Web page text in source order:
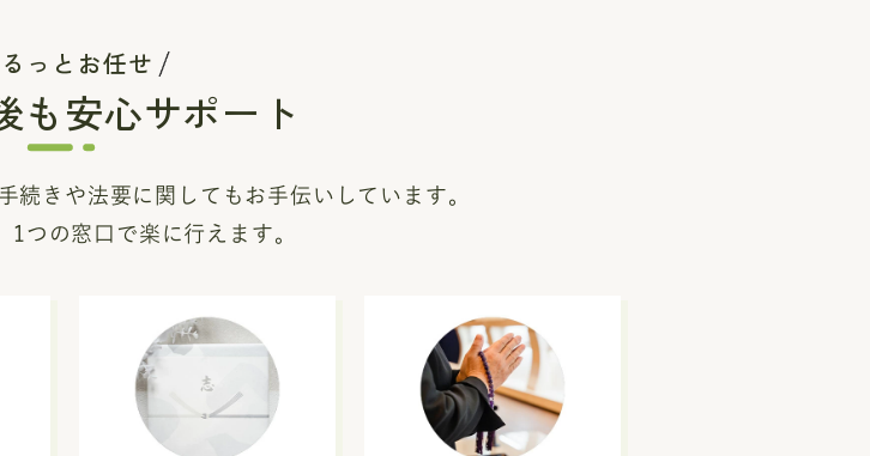
っとお任せ
も安心サポート
続き や法要に関してもお手伝いしています。
1つの窓口で楽に行えます。